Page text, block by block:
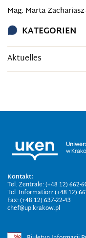
Mag. Marta
KATEGORIEN
Aktuelles
w
Kontakt:
Tel. Zentrale: (+48 12) 662-
Tel. Information: (+48 12)
Fax: (+48 12) 637-22-43
chef@up.krakow.pl